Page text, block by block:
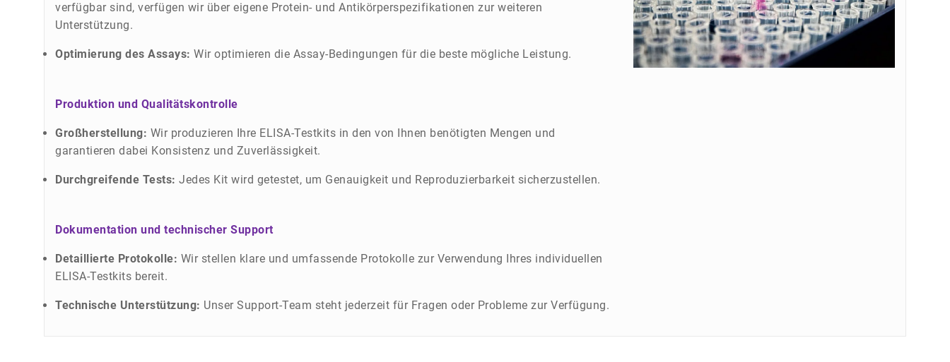
verfügbar sind, verfügen wir über eigene Protein- und Antikörperspezifikationen zur weiteren
Unterstützung.
Optimierung des Assays: Wir optimieren die Assay-Bedingungen für die beste mögliche Leistung.
Produktion und Qualitätskontrolle
Großherstellung: Wir produzieren Ihre ELISA-Testkits in den von Ihnen benötigten Mengen und
garantieren dabei Konsistenz und Zuverlässigkeit.
Durchgreifende Tests: Jedes Kit wird getestet, um Genauigkeit und Reproduzierbarkeit sicherzustellen.
Dokumentation und technischer Support
Detaillierte Protokolle: Wir stellen klare und umfassende Protokolle zur Verwendung Ihres individuellen
ELISA-Testkits bereit.
Technische Unterstützung: Unser Support-Team steht jederzeit für Fragen oder Probleme zur Verfügung.